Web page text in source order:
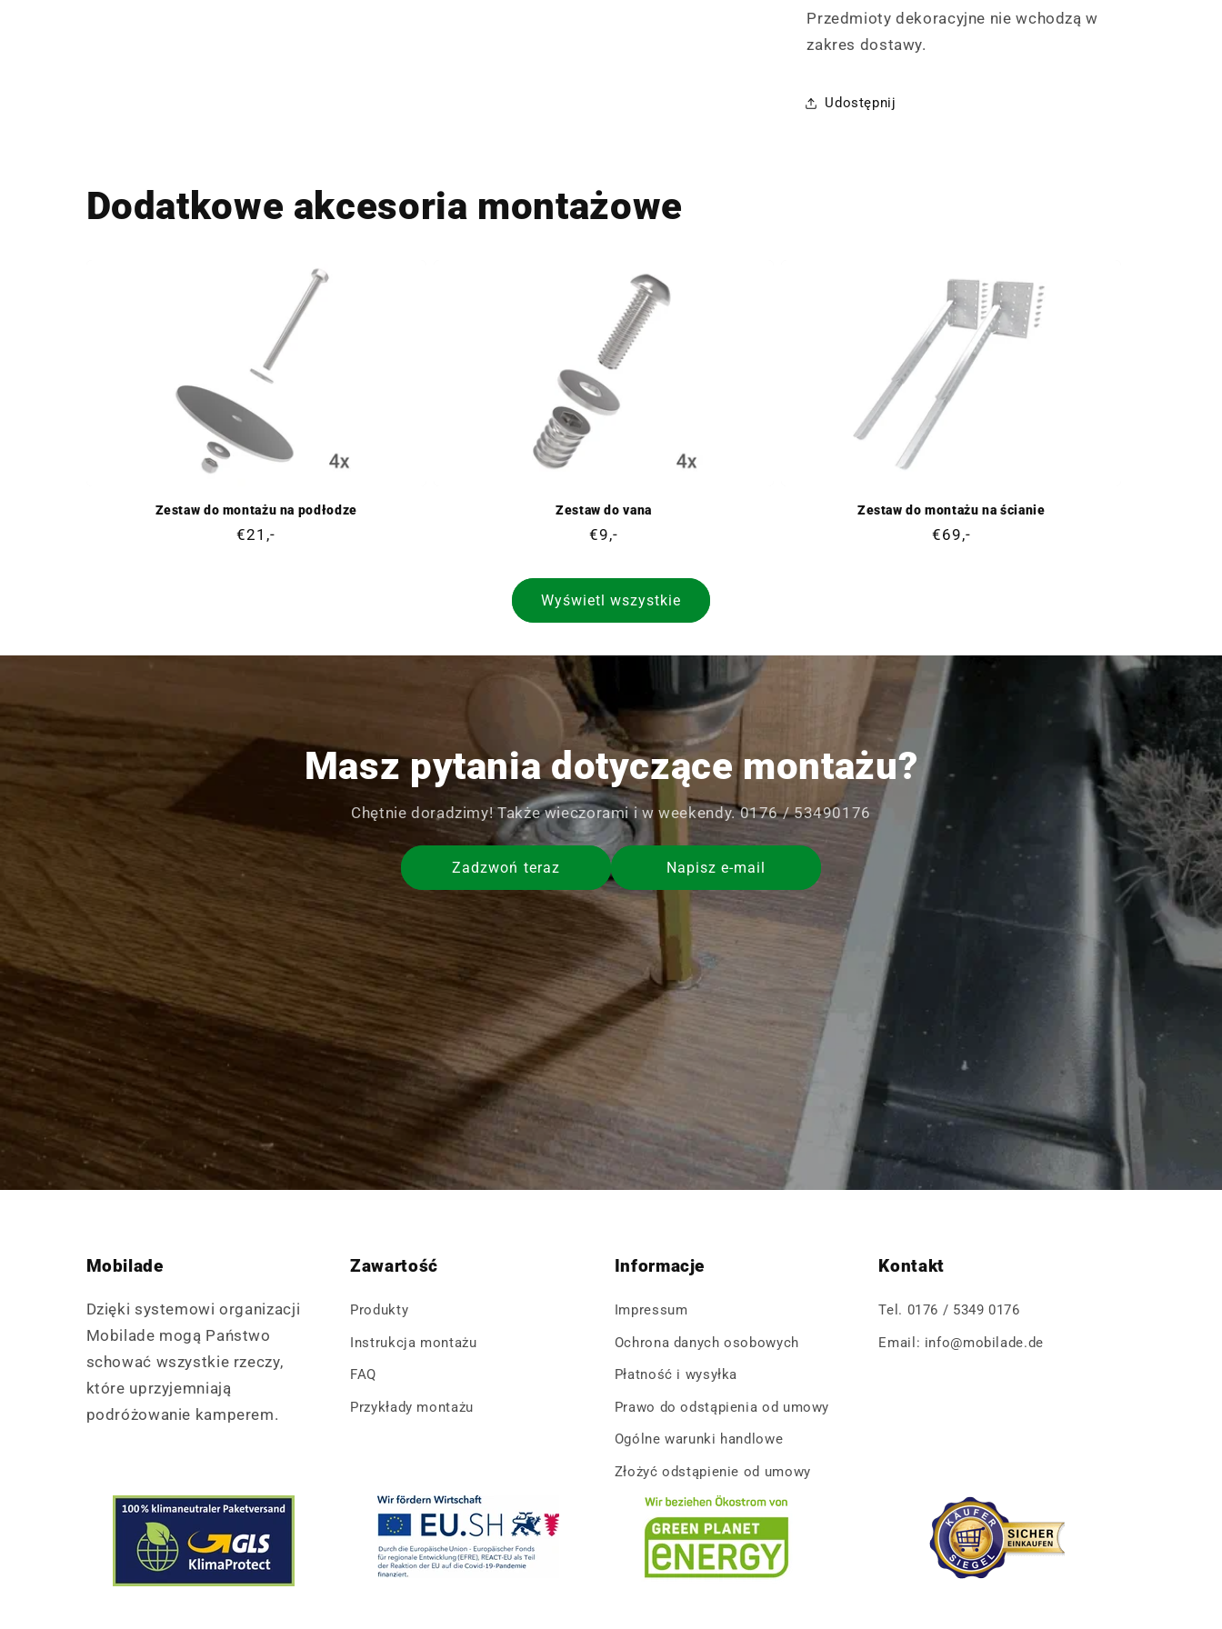
Przedmioty dekoracyjne nie wchodzą w
zakres dostawy.
Udostępnij
Dodatkowe akcesoria montażowe
Zestaw do montażu na podłodze
Cena
€21,-
Zestaw do vana
Cena
€9,-
Zestaw do montażu na ścianie
Cena
€69,-
Wyświetl wszystkie
Masz pytania dotyczące montażu?
Chętnie doradzimy! Także wieczorami i w weekendy. 0176 / 53490176
Zadzwoń teraz Napisz e-mail
Mobilade
Dzięki systemowi organizacji
Mobilade mogą Państwo
schować wszystkie rzeczy,
które uprzyjemniają
podróżowanie kamperem.
Zawartość
Produkty
Instrukcja montażu
FAQ
Przykłady montażu
Informacje
Impressum
Ochrona danych osobowych
Płatność i wysyłka
Prawo do odstąpienia od umowy
Ogólne warunki handlowe
Złożyć odstąpienie od umowy
Kontakt
Tel. 0176 / 5349 0176
Email: info@mobilade.de